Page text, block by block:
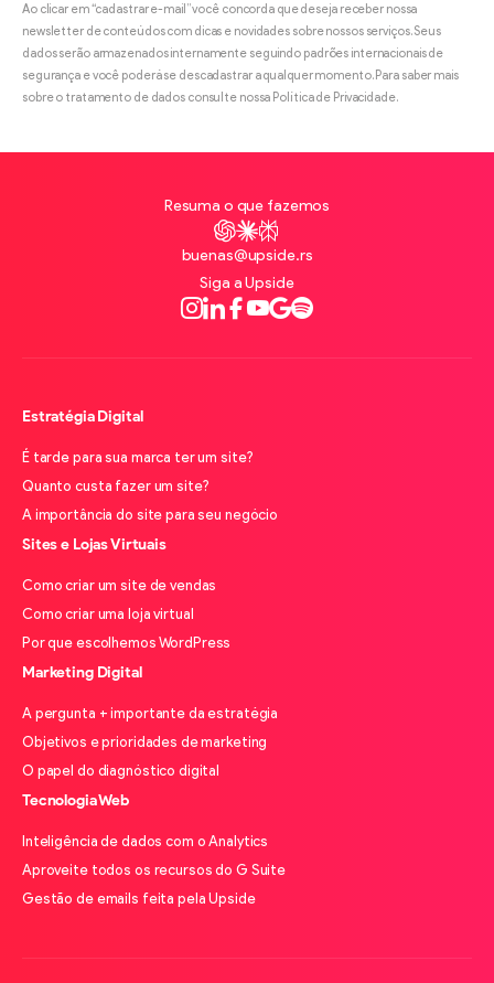
Ao clicar em “cadastrar e-mail” você concorda que deseja receber nossa
newsletter de conteúdos com dicas e novidades sobre nossos serviços. Seus
dados serão armazenados internamente seguindo padrões internacionais de
segurança e você poderá se descadastrar a qualquer momento. Para saber mais
sobre o tratamento de dados consulte nossa Política de Privacidade.
Resuma o que fazemos
ChatGPT
Claude
Perplexity
buenas@upside.rs
Siga a Upside
Instagram
LinkedIn
Facebook
Youtube
Google
Spotify
Estratégia Digital
É tarde para sua marca ter um site?
Quanto custa fazer um site?
A importância do site para seu negócio
Sites e Lojas Virtuais
Como criar um site de vendas
Como criar uma loja virtual
Por que escolhemos WordPress
Marketing Digital
A pergunta + importante da estratégia
Objetivos e prioridades de marketing
O papel do diagnóstico digital
Tecnologia Web
Inteligência de dados com o Analytics
Aproveite todos os recursos do G Suite
Gestão de emails feita pela Upside